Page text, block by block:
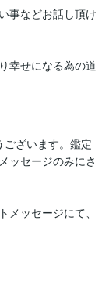
事などお話し頂け
幸せになる為の道
ざいます。鑑定
ッセージのみにさ
ッセージにて、